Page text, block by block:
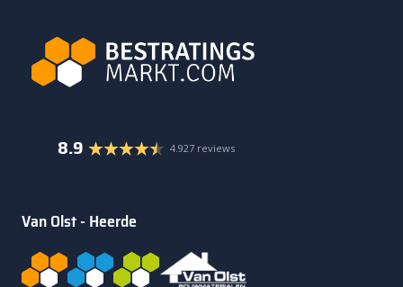
8.9 4.927 reviews
Van Olst - Heerde